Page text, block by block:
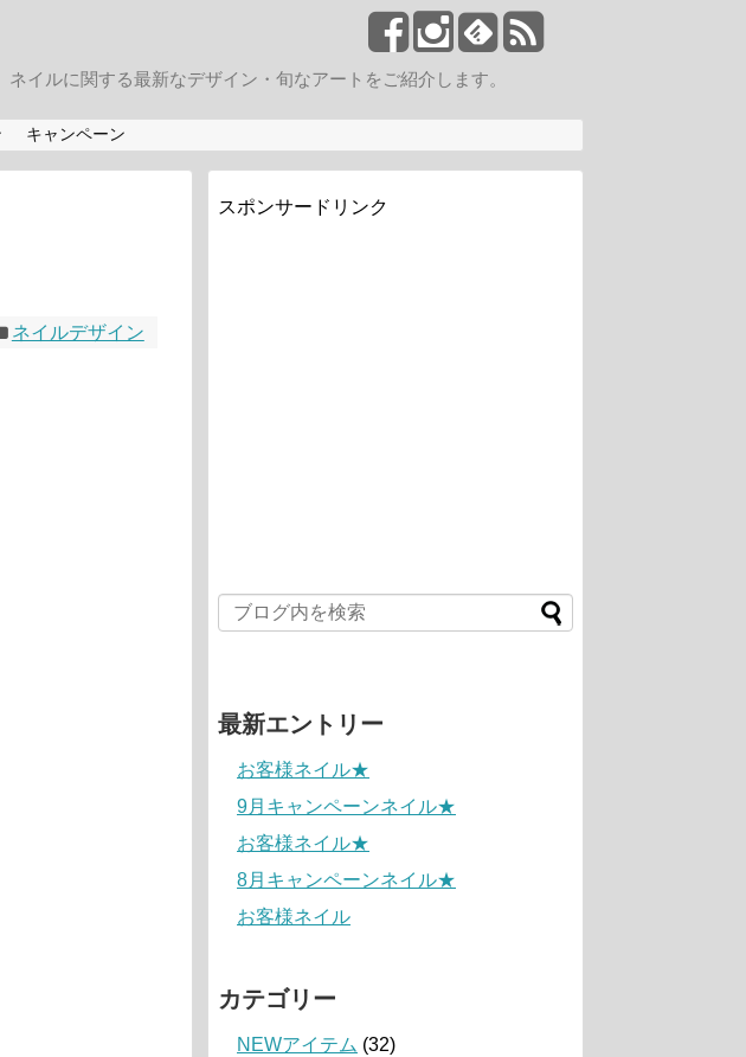
イルに関する最新なデザイン・旬なアートをご紹介します。
キャンペーン
ネイルデザイン
スポンサードリンク
最新エントリー
お客様ネイル★
9月キャンペーンネイル★
お客様ネイル★
8月キャンペーンネイル★
お客様ネイル
カテゴリー
NEWアイテム (32)